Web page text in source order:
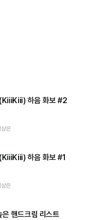
하음 화보 #2
은
하음 화보 #1
은
핸드크림 리스트